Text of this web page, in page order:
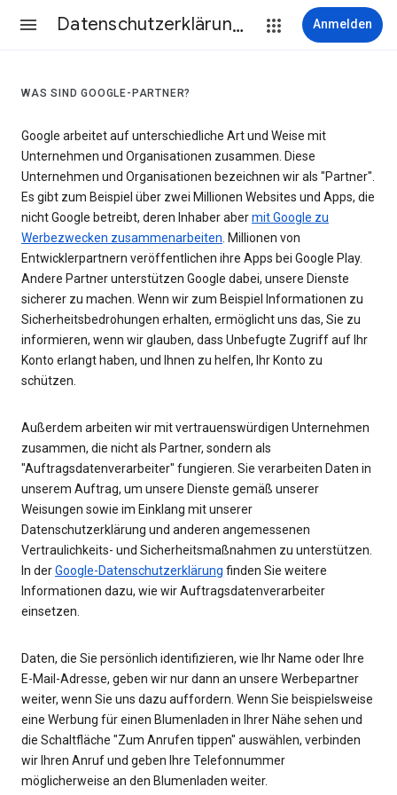
Datenschutzerklärung & Nutzungsbedingungen Anmelden
WAS SIND GOOGLE-PARTNER?
Google arbeitet auf unterschiedliche Art und Weise mit
Unternehmen und Organisationen zusammen. Diese
Unternehmen und Organisationen bezeichnen wir als "Partner".
Es gibt zum Beispiel über zwei Millionen Websites und Apps, die
nicht Google betreibt, deren Inhaber abermit Google zu
Werbezwecken zusammenarbeiten. Millionen von
Entwicklerpartnern veröffentlichen ihre Apps bei Google Play.
Andere Partner unterstützen Google dabei, unsere Dienste
sicherer zu machen. Wenn wir zum Beispiel Informationen zu
Sicherheitsbedrohungen erhalten, ermöglicht uns das, Sie zu
informieren, wenn wir glauben, dass Unbefugte Zugriff auf Ihr
Konto erlangt haben, und Ihnen zu helfen, Ihr Konto zu
schützen.
Außerdem arbeiten wir mit vertrauenswürdigen Unternehmen
zusammen, die nicht als Partner, sondern als
"Auftragsdatenverarbeiter" fungieren. Sie verarbeiten Daten in
unserem Auftrag, um unsere Dienste gemäß unserer
Weisungen sowie im Einklang mit unserer
Datenschutzerklärung und anderen angemessenen
Vertraulichkeits- und Sicherheitsmaßnahmen zu unterstützen.
In derGoogle-Datenschutzerklärung finden Sie weitere
Informationen dazu, wie wir Auftragsdatenverarbeiter
einsetzen.
Daten, die Sie persönlich identifizieren, wie Ihr Name oder Ihre
E-Mail-Adresse, geben wir nur dann an unsere Werbepartner
weiter, wenn Sie uns dazu auffordern. Wenn Sie beispielsweise
eine Werbung für einen Blumenladen in Ihrer Nähe sehen und
die Schaltfläche "Zum Anrufen tippen" auswählen, verbinden
wir Ihren Anruf und geben Ihre Telefonnummer
möglicherweise an den Blumenladen weiter.